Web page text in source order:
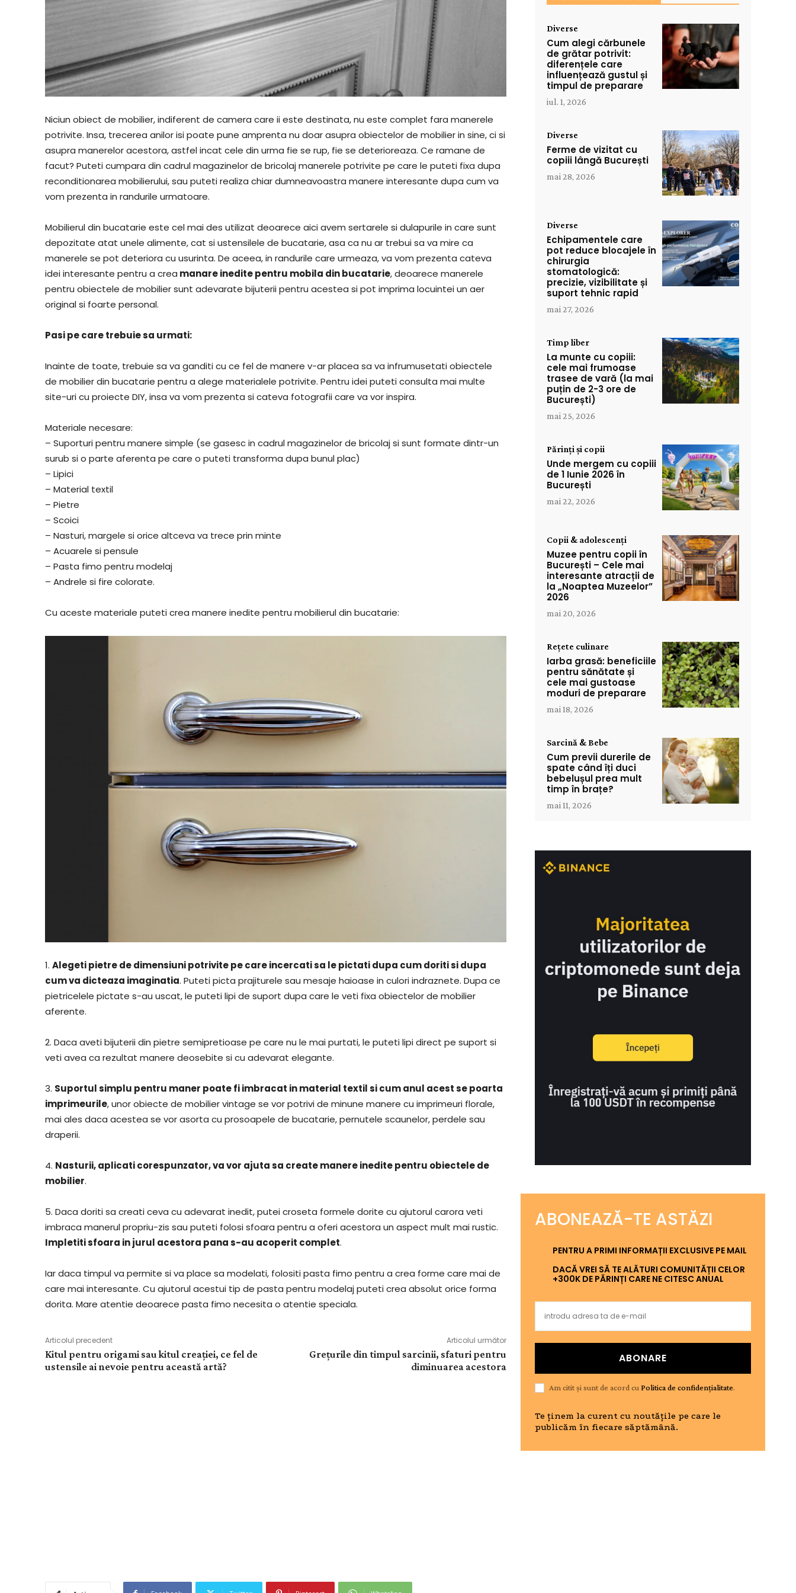
Niciun obiect de mobilier, indiferent de camera care ii este destinata, nu este complet fara manerele
potrivite. Insa, trecerea anilor isi poate pune amprenta nu doar asupra obiectelor de mobilier in sine, ci si
asupra manerelor acestora, astfel incat cele din urma fie se rup, fie se deterioreaza. Ce ramane de
facut? Puteti cumpara din cadrul magazinelor de bricolaj manerele potrivite pe care le puteti fixa dupa
reconditionarea mobilierului, sau puteti realiza chiar dumneavoastra manere interesante dupa cum va
vom prezenta in randurile urmatoare.
Mobilierul din bucatarie este cel mai des utilizat deoarece aici avem sertarele si dulapurile in care sunt
depozitate atat unele alimente, cat si ustensilele de bucatarie, asa ca nu ar trebui sa va mire ca
manerele se pot deteriora cu usurinta. De aceea, in randurile care urmeaza, va vom prezenta cateva
idei interesante pentru a crea manare inedite pentru mobila din bucatarie, deoarece manerele
pentru obiectele de mobilier sunt adevarate bijuterii pentru acestea si pot imprima locuintei un aer
original si foarte personal.
Pasi pe care trebuie sa urmati:
Inainte de toate, trebuie sa va ganditi cu ce fel de manere v-ar placea sa va infrumusetati obiectele
de mobilier din bucatarie pentru a alege materialele potrivite. Pentru idei puteti consulta mai multe
site-uri cu proiecte DIY, insa va vom prezenta si cateva fotografii care va vor inspira.
Materiale necesare:
– Suporturi pentru manere simple (se gasesc in cadrul magazinelor de bricolaj si sunt formate dintr-un
surub si o parte aferenta pe care o puteti transforma dupa bunul plac)
– Lipici
– Material textil
– Pietre
– Scoici
– Nasturi, margele si orice altceva va trece prin minte
– Acuarele si pensule
– Pasta fimo pentru modelaj
– Andrele si fire colorate.
Cu aceste materiale puteti crea manere inedite pentru mobilierul din bucatarie:
1. Alegeti pietre de dimensiuni potrivite pe care incercati sa le pictati dupa cum doriti si dupa
cum va dicteaza imaginatia. Puteti picta prajiturele sau mesaje haioase in culori indraznete. Dupa ce
pietricelele pictate s-au uscat, le puteti lipi de suport dupa care le veti fixa obiectelor de mobilier
aferente.
2. Daca aveti bijuterii din pietre semipretioase pe care nu le mai purtati, le puteti lipi direct pe suport si
veti avea ca rezultat manere deosebite si cu adevarat elegante.
3. Suportul simplu pentru maner poate fi imbracat in material textil si cum anul acest se poarta
imprimeurile, unor obiecte de mobilier vintage se vor potrivi de minune manere cu imprimeuri florale,
mai ales daca acestea se vor asorta cu prosoapele de bucatarie, pernutele scaunelor, perdele sau
draperii.
4. Nasturii, aplicati corespunzator, va vor ajuta sa create manere inedite pentru obiectele de
mobilier.
5. Daca doriti sa creati ceva cu adevarat inedit, putei croseta formele dorite cu ajutorul carora veti
imbraca manerul propriu-zis sau puteti folosi sfoara pentru a oferi acestora un aspect mult mai rustic.
Impletiti sfoara in jurul acestora pana s-au acoperit complet.
Iar daca timpul va permite si va place sa modelati, folositi pasta fimo pentru a crea forme care mai de
care mai interesante. Cu ajutorul acestui tip de pasta pentru modelaj puteti crea absolut orice forma
dorita. Mare atentie deoarece pasta fimo necesita o atentie speciala.
Articolul precedent
Kitul pentru origami sau kitul creației, ce fel de
ustensile ai nevoie pentru această artă?
Articolul următor
Grețurile din timpul sarcinii, sfaturi pentru
diminuarea acestora
Diverse
Cum alegi cărbunele
de grătar potrivit:
diferențele care
influențează gustul și
timpul de preparare
iul. 1, 2026
Diverse
Ferme de vizitat cu
copiii lângă București
mai 28, 2026
Diverse
Echipamentele care
pot reduce blocajele în
chirurgia
stomatologică:
precizie, vizibilitate și
suport tehnic rapid
mai 27, 2026
Timp liber
La munte cu copiii:
cele mai frumoase
trasee de vară (la mai
puțin de 2-3 ore de
București)
mai 25, 2026
Părinți și copii
Unde mergem cu copiii
de 1 Iunie 2026 în
București
mai 22, 2026
Copii & adolescenți
Muzee pentru copii în
București – Cele mai
interesante atracții de
la „Noaptea Muzeelor”
2026
mai 20, 2026
Rețete culinare
Iarba grasă: beneficiile
pentru sănătate și
cele mai gustoase
moduri de preparare
mai 18, 2026
Sarcină & Bebe
Cum previi durerile de
spate când îți duci
bebelușul prea mult
timp în brațe?
mai 11, 2026
ABONEAZĂ-TE ASTĂZI
PENTRU A PRIMI INFORMAȚII EXCLUSIVE PE MAIL
DACĂ VREI SĂ TE ALĂTURI COMUNITĂȚII CELOR
+300K DE PĂRINȚI CARE NE CITESC ANUAL
ABONARE
Am citit și sunt de acord cuPolitica de confidențialitate.
Te ținem la curent cu noutățile pe care le
publicăm în fiecare săptămână.